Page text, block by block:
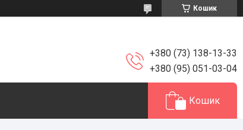
Кошик
+380 (73) 138-13-33
+380 (95) 051-03-04
Кошик